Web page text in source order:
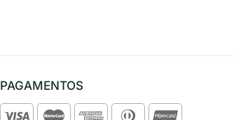
PAGAMENTOS